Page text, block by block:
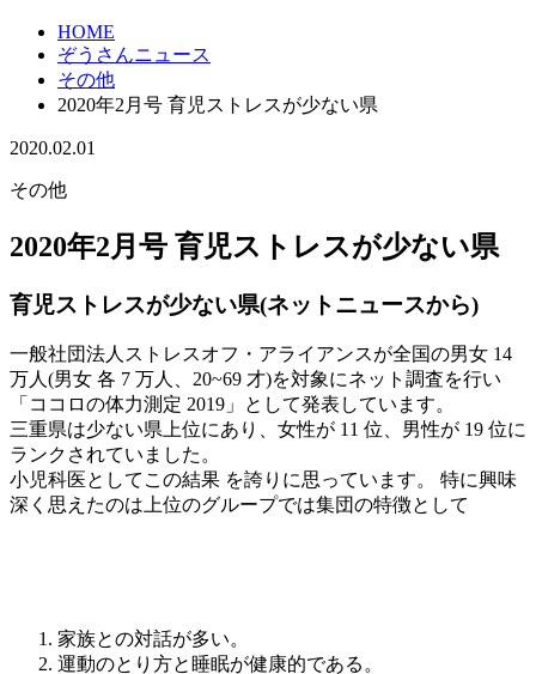
HOME
ぞうさんニュース
その他
2020年2月号 育児ストレスが少ない県
2020.02.01
その他
2020年2月号 育児ストレスが少ない県
育児ストレスが少ない県(ネットニュースから)
一般社団法人ストレスオフ・アライアンスが全国の男女 14
万人(男女 各 7 万人、20~69 才)を対象にネット調査を行い
「ココロの体力測定 2019」として発表しています。
三重県は少ない県上位にあり、女性が 11 位、男性が 19 位に
ランクされていました。
小児科医としてこの結果 を誇りに思っています。 特に興味
深く思えたのは上位のグループでは集団の特徴として
家族との対話が多い。
運動のとり方と睡眠が健康的である。